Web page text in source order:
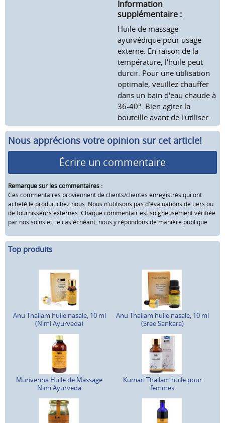
Information
supplémentaire :
Huile de massage
ayurvédique pour usage
externe. En raison de la
température, l'huile peut
durcir. Pour une utilisation
optimale, veuillez chauffer
dans un bain d'eau chaude à
36-40°. Bien agiter la
bouteille avant de l'utiliser.
Nous apprécions votre opinion sur cet article!
Écrire un commentaire
Remarque sur les commentaires :
Ces commentaires proviennent de clients/clientes enregistrés qui ont
acheté le produit chez nous. Nous n'utilisons pas d'évaluations de tiers ou
de fournisseurs externes. Chaque commentair est soigneusement vérifiée
par nos soins et, le cas échéant, nous y répondons de manière publique
Top produits
Anu Thailam huile nasale, 10 ml
(Nimi Ayurveda)
Anu Thailam huile nasale, 10 ml
(Sree Sankara)
Murivenna Huile de Massage
Nimi Ayurveda
Kumari Thailam huile pour
femmes